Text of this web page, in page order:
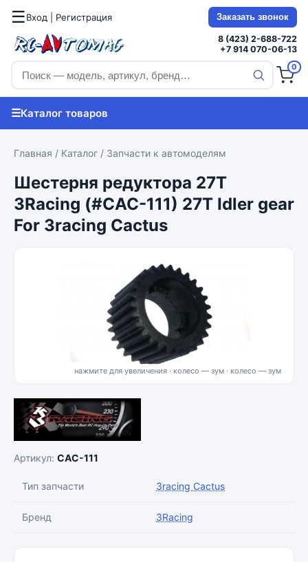
☰Вход | Регистрация Заказать звонок
8 (423) 2-688-722
+7 914 070-06-13
0
☰Каталог товаров
Главная / Каталог / Запчасти к автомоделям
Шестерня редуктора 27T
3Racing (#CAC-111) 27T Idler gear
For 3racing Cactus
нажмите для увеличения · колесо — зум
Артикул: CAC-111
Тип запчасти 3racing Cactus
Бренд 3Racing